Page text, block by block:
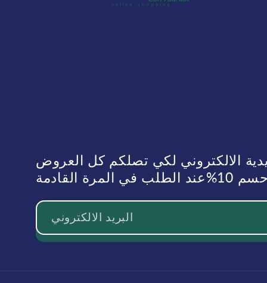
الالكتروني لكي تصلكم كل العروض
القادمة
البريد الالكتروني